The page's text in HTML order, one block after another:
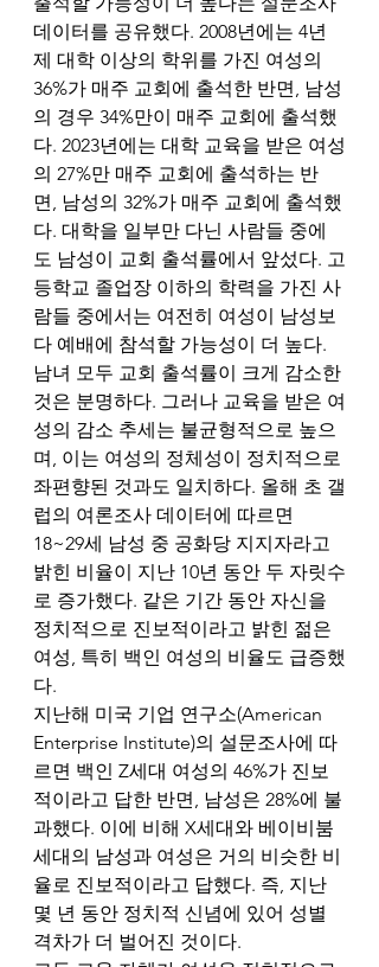
데이터를 공유했다. 2008년에는 4년
제 대학 이상의 학위를 가진 여성의
36%가 매주 교회에 출석한 반면, 남성
의 경우 34%만이 매주 교회에 출석했
다. 2023년에는 대학 교육을 받은 여성
의 27%만 매주 교회에 출석하는 반
면, 남성의 32%가 매주 교회에 출석했
다. 대학을 일부만 다닌 사람들 중에
도 남성이 교회 출석률에서 앞섰다. 고
등학교 졸업장 이하의 학력을 가진 사
람들 중에서는 여전히 여성이 남성보
다 예배에 참석할 가능성이 더 높다.
남녀 모두 교회 출석률이 크게 감소한
것은 분명하다. 그러나 교육을 받은 여
성의 감소 추세는 불균형적으로 높으
며, 이는 여성의 정체성이 정치적으로
좌편향된 것과도 일치하다. 올해 초 갤
럽의 여론조사 데이터에 따르면
18~29세 남성 중 공화당 지지자라고
밝힌 비율이 지난 10년 동안 두 자릿수
로 증가했다. 같은 기간 동안 자신을
정치적으로 진보적이라고 밝힌 젊은
여성, 특히 백인 여성의 비율도 급증했
다.
지난해 미국 기업 연구소(American
Enterprise Institute)의 설문조사에 따
르면 백인 Z세대 여성의 46%가 진보
적이라고 답한 반면, 남성은 28%에 불
과했다. 이에 비해 X세대와 베이비붐
세대의 남성과 여성은 거의 비슷한 비
율로 진보적이라고 답했다. 즉, 지난
몇 년 동안 정치적 신념에 있어 성별
격차가 더 벌어진 것이다.